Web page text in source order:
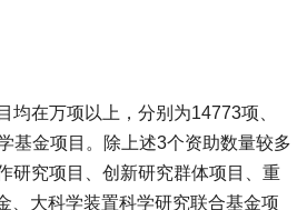
在万项以上，分别为14773项、
基金项目。除上述3个资助数量较多
研究项目、创新研究群体项目、重
、大科学装置科学研究联合基金项